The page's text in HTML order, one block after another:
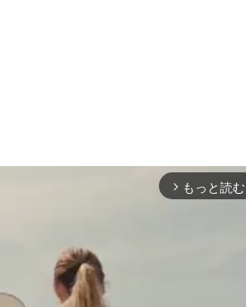
arrow_forward_ios もっと読む